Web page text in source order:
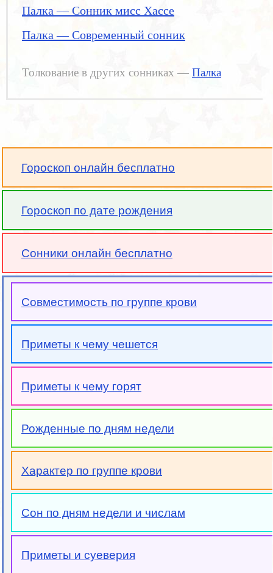
Палка — Сонник мисс Хассе
Палка — Современный сонник
Толкование в других сонниках — Палка
Гороскоп онлайн бесплатно
Гороскоп по дате рождения
Сонники онлайн бесплатно
Совместимость по группе крови
Приметы к чему чешется
Приметы к чему горят
Рожденные по дням недели
Характер по группе крови
Сон по дням недели и числам
Приметы и суеверия